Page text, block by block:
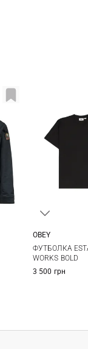
XXL
OBEY
ФУТБОЛКА
WORKS BOLD
3 500 грн